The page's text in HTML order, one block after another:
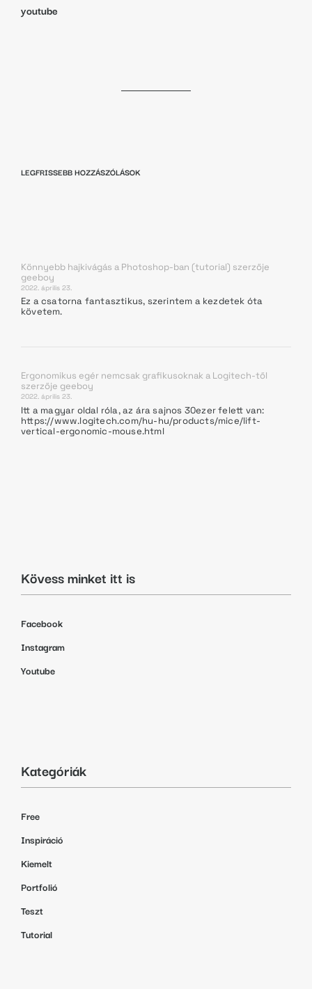
youtube
LEGFRISSEBB HOZZÁSZÓLÁSOK
Könnyebb hajkivágás a Photoshop-ban (tutorial) szerzője
geeboy
2022. április 23.
Ez a csatorna fantasztikus, szerintem a kezdetek óta
követem.
Ergonomikus egér nemcsak grafikusoknak a Logitech-től
szerzője geeboy
2022. április 23.
Itt a magyar oldal róla, az ára sajnos 30ezer felett van:
https://www.logitech.com/hu-hu/products/mice/lift-
vertical-ergonomic-mouse.html
Kövess minket itt is
Facebook
Instagram
Youtube
Kategóriák
Free
Inspiráció
Kiemelt
Portfolió
Teszt
Tutorial